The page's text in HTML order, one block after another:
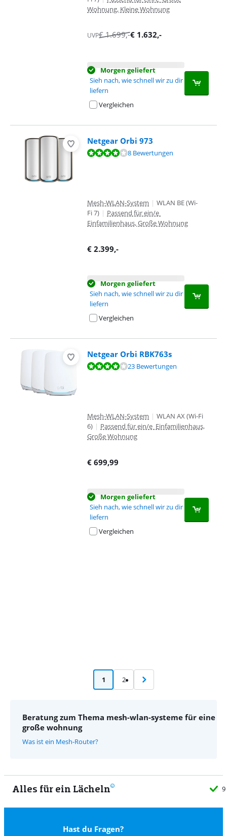
Wohnung, Kleine Wohnung
UVP€1.699,-€ 1.632,-
Morgen geliefert
Sieh nach, wie schnell wir zu dir
liefern
Vergleichen
Netgear Orbi 973
Bewertet mit 7,8 von 10, basierend auf 8 Bewertungen.
8 Bewertungen
Mesh-WLAN-System | WLAN BE (Wi-
Fi 7) | Passend für ein/e
Einfamilienhaus, Große Wohnung
€ 2.399,-
Morgen geliefert
Sieh nach, wie schnell wir zu dir
liefern
Vergleichen
Netgear Orbi RBK763s
Bewertet mit 7,6 von 10, basierend auf 23 Bewertungen.
23 Bewertungen
Mesh-WLAN-System | WLAN AX (Wi-Fi
6) | Passend für ein/e Einfamilienhaus,
Große Wohnung
€ 699,99
Morgen geliefert
Sieh nach, wie schnell wir zu dir
liefern
Vergleichen
1 2
Beratung zum Thema mesh-wlan-systeme für eine
große wohnung
Was ist ein Mesh-Router?
Alles für ein Lächeln 9
Hast du Fragen?